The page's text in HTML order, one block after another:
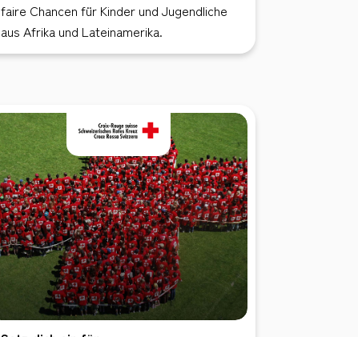
faire Chancen für Kinder und Jugendliche
aus Afrika und Lateinamerika.